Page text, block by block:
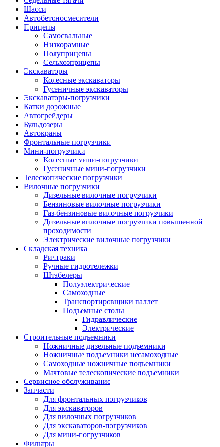
Шасси
Автобетоно­смесители
Прицепы
Самосвальные
Низкорамные
Полуприцепы
Сельхозприцепы
Экскаваторы
Колесные экскаваторы
Гусеничные экскаваторы
Экскаваторы-погрузчики
Катки дорожные
Автогрейдеры
Бульдозеры
Автокраны
Фронтальные погрузчики
Мини-погрузчики
Колесные мини-погрузчики
Гусеничные мини-погрузчики
Телескопические погрузчики
Вилочные погрузчики
Дизельные вилочные погрузчики
Бензиновые вилочные погрузчики
Газ-бензиновые вилочные погрузчики
Дизельные вилочные погрузчики повышенной
проходимости
Электрические вилочные погрузчики
Складская техника
Ричтраки
Ручные гидротележки
Штабелеры
Полуэлектрические
Самоходные
Транспортировщики паллет
Подъемные столы
Гидравлические
Электрические
Строительные подъемники
Ножничные дизельные подъемники
Ножничные подъемники несамоходные
Самоходные ножничные подъемники
Мачтовые телескопические подъемники
Сервисное обслуживание
Запчасти
Для фронтальных погрузчиков
Для экскаваторов
Для вилочных погрузчиков
Для экскаваторов-погрузчиков
Для мини-погрузчиков
Фильтры